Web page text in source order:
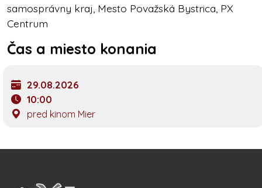
samosprávny kraj, Mesto Považská Bystrica, PX
Centrum
Čas a miesto konania
29.08.2026
10:00
pred kinom Mier